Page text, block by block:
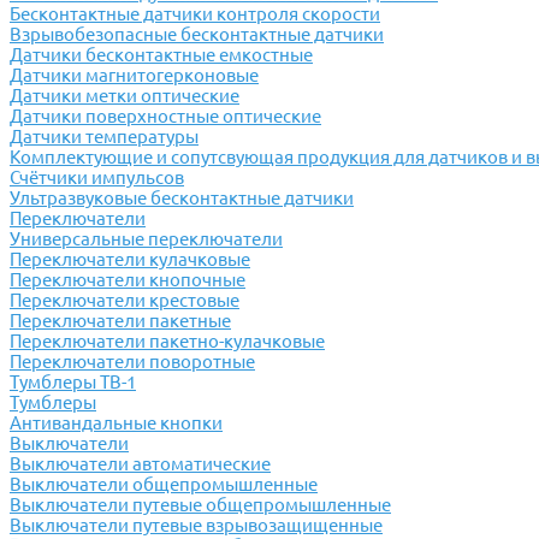
Бесконтактные датчики контроля скорости
Взрывобезопасные бесконтактные датчики
Датчики бесконтактные емкостные
Датчики магнитогерконовые
Датчики метки оптические
Датчики поверхностные оптические
Датчики температуры
Комплектующие и сопутсвующая продукция для датчиков и
Счётчики импульсов
Ультразвуковые бесконтактные датчики
Переключатели
Универсальные переключатели
Переключатели кулачковые
Переключатели кнопочные
Переключатели крестовые
Переключатели пакетные
Переключатели пакетно-кулачковые
Переключатели поворотные
Тумблеры ТВ-1
Тумблеры
Антивандальные кнопки
Выключатели
Выключатели автоматические
Выключатели общепромышленные
Выключатели путевые общепромышленные
Выключатели путевые взрывозащищенные